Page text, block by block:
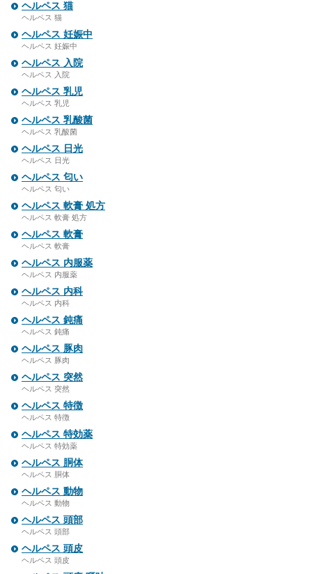
ヘルペス 猫
ヘルペス 猫
ヘルペス 妊娠中
ヘルペス 妊娠中
ヘルペス 入院
ヘルペス 入院
ヘルペス 乳児
ヘルペス 乳児
ヘルペス 乳酸菌
ヘルペス 乳酸菌
ヘルペス 日光
ヘルペス 日光
ヘルペス 匂い
ヘルペス 匂い
ヘルペス 軟膏 処方
ヘルペス 軟膏 処方
ヘルペス 軟膏
ヘルペス 軟膏
ヘルペス 内服薬
ヘルペス 内服薬
ヘルペス 内科
ヘルペス 内科
ヘルペス 鈍痛
ヘルペス 鈍痛
ヘルペス 豚肉
ヘルペス 豚肉
ヘルペス 突然
ヘルペス 突然
ヘルペス 特徴
ヘルペス 特徴
ヘルペス 特効薬
ヘルペス 特効薬
ヘルペス 胴体
ヘルペス 胴体
ヘルペス 動物
ヘルペス 動物
ヘルペス 頭部
ヘルペス 頭部
ヘルペス 頭皮
ヘルペス 頭皮